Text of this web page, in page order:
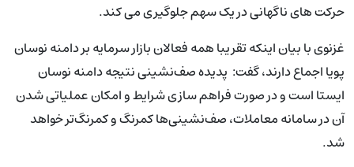
حرکت های ناگهانی در یک سهم جلوگیری می کند.
غزنوی با بیان اینکه تقریبا همه فعالان بازار سرمایه بر دامنه نوسان
پویا اجماع دارند، گفت: پدیده صف‌نشینی نتیجه دامنه نوسان
ایستا است و در صورت فراهم سازی شرایط و امکان عملیاتی شدن
آن در سامانه معاملات، صف‌نشینی‌ها کمرنگ و کمرنگ‌تر خواهد
شد.